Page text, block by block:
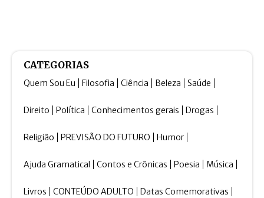
CATEGORIAS
Quem Sou Eu Filosofia Ciência Beleza Saúde
Direito Política Conhecimentos gerais Drogas
Religião PREVISÃO DO FUTURO Humor
Ajuda Gramatical Contos e Crônicas Poesia Música
Livros CONTEÚDO ADULTO Datas Comemorativas